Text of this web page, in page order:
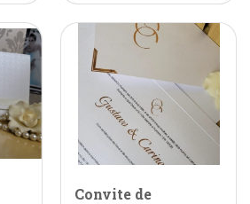
Convite de